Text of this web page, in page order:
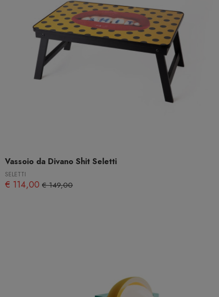
Vassoio da Divano Shit Seletti
SELETTI
€ 114,00 € 149,00